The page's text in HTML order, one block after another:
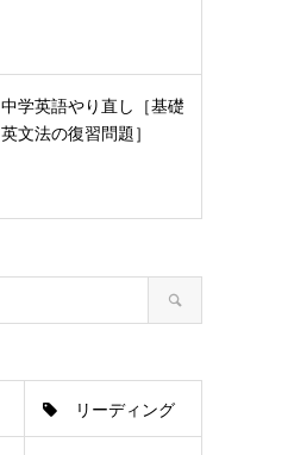
中学英語やり直し［基礎
英文法の復習問題］
リーディング